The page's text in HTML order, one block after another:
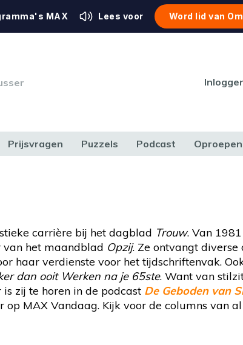
MAX Lees voor Word lid van
Prijsvragen Puzzels Podcast Oproepen
carrière bij het dagblad Trouw. Van
van het maandblad Opzij. Ze ontvangt diverse
haar verdienste voor het tijdschriftenvak.
dan ooit Werken na je 65ste. Want van
zij te horen in de podcast De Geboden van
op MAX Vandaag. Kijk voor de columns van